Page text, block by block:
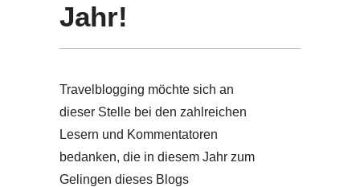
Jahr!
Travelblogging möchte sich an
dieser Stelle bei den zahlreichen
Lesern und Kommentatoren
bedanken, die in diesem Jahr zum
Gelingen dieses Blogs